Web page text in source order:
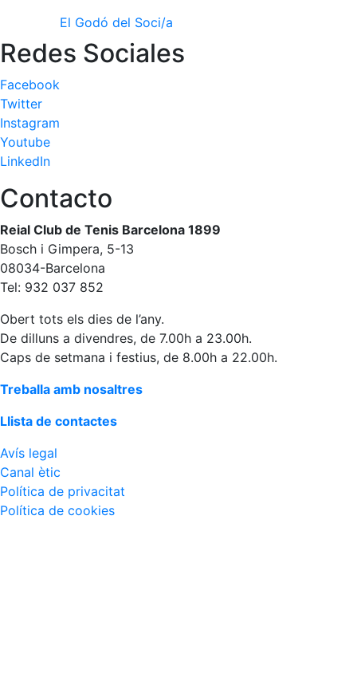
El Godó del Soci/a
Redes Sociales
Facebook
Twitter
Instagram
Youtube
LinkedIn
Contacto
Reial Club de Tenis Barcelona 1899
Bosch i Gimpera, 5-13
08034-Barcelona
Tel: 932 037 852
Obert tots els dies de l’any.
De dilluns a divendres, de 7.00h a 23.00h.
Caps de setmana i festius, de 8.00h a 22.00h.
Treballa amb nosaltres
Llista de contactes
Avís legal
Canal ètic
Política de privacitat
Política de cookies